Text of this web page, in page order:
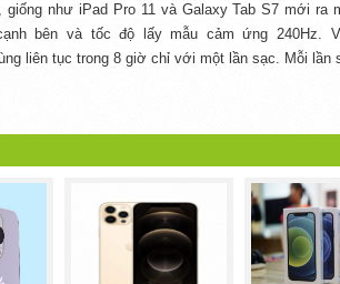
như iPad Pro 11 và Galaxy Tab S7 mới ra
bên và tốc độ lấy mẫu cảm ứng
liên tục trong 8 giờ chỉ với mộtlần sạc. Mỗi lần